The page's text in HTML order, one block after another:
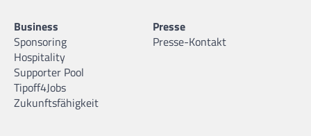
Business
Sponsoring
Hospitality
Supporter Pool
Tipoff4Jobs
Zukunftsfähigkeit
Presse
Presse-Kontakt